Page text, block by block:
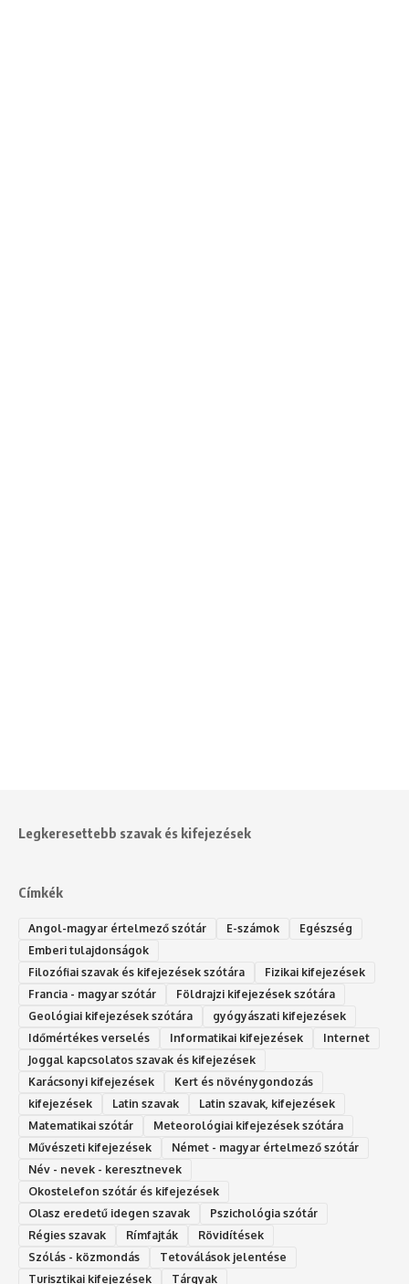
Legkeresettebb szavak és kifejezések
Címkék
Angol-magyar értelmező szótár E-számok
Egészség
Emberi tulajdonságok
Filozófiai szavak és kifejezések szótára
Fizikai kifejezések
Francia - magyar szótár
Földrajzi kifejezések szótára
Geológiai kifejezések szótára
gyógyászati kifejezések
Időmértékes verselés
Informatikai kifejezések
Internet
Joggal kapcsolatos szavak és kifejezések
Karácsonyi kifejezések
Kert és növénygondozás
kifejezések
Latin szavak
Latin szavak, kifejezések
Matematikai szótár
Meteorológiai kifejezések szótára
Művészeti kifejezések
Német - magyar értelmező szótár
Név - nevek - keresztnevek
Okostelefon szótár és kifejezések
Olasz eredetű idegen szavak
Ps‮gólohciz‬ia s‮átóz‬r
Régies szavak
Rímfajták
Rövidítések
Szólás - közmondás
Tetoválások jelentése
Turisztikai kifejezések
Tárgyak